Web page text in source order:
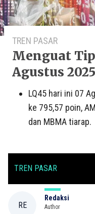
TREN PASAR
Menguat
Agustus
LQ45 hari ini 07
ke 795,57 poin,
dan MBMA tiarap.
TREN PASAR
RE
Redaksi
Author